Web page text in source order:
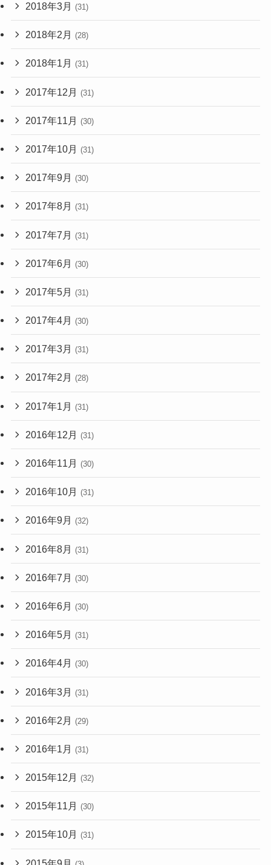
2018年3月 (31)
2018年2月 (28)
2018年1月 (31)
2017年12月 (31)
2017年11月 (30)
2017年10月 (31)
2017年9月 (30)
2017年8月 (31)
2017年7月 (31)
2017年6月 (30)
2017年5月 (31)
2017年4月 (30)
2017年3月 (31)
2017年2月 (28)
2017年1月 (31)
2016年12月 (31)
2016年11月 (30)
2016年10月 (31)
2016年9月 (32)
2016年8月 (31)
2016年7月 (30)
2016年6月 (30)
2016年5月 (31)
2016年4月 (30)
2016年3月 (31)
2016年2月 (29)
2016年1月 (31)
2015年12月 (32)
2015年11月 (30)
2015年10月 (31)